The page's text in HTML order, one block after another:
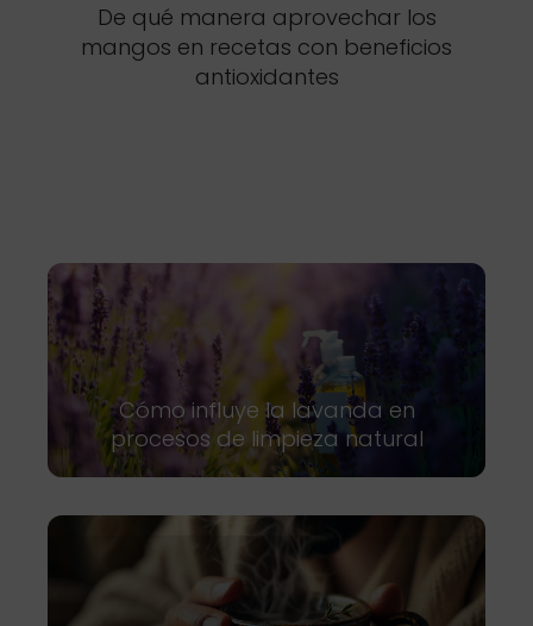
De qué manera aprovechar los
mangos en recetas con beneficios
antioxidantes
Cómo influye la lavanda en
procesos de limpieza natural